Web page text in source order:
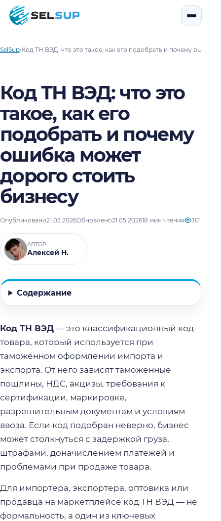
SelSup
SelSup›Код ТН ВЭД: что это такое, как его подобрать и почему ошибка
Код ТН ВЭД: что это
такое, как его
подобрать и почему
ошибка может
дорого стоить
бизнесу
Опубликовано21.05.2026Обновлено21.05.202618 мин чтения 301
АВТОР
Алексей Н.
Содержание
Код ТН ВЭД — это классификационный код
товара, который используется при
таможенном оформлении импорта и
экспорта. От него зависят таможенные
пошлины, НДС, акцизы, требования к
сертификации, маркировке,
разрешительным документам и условиям
ввоза. Если код подобран неверно, бизнес
может столкнуться с задержкой груза,
штрафами, доначислением платежей и
проблемами при продаже товара.
Для импортера, экспортера, оптовика или
продавца на маркетплейсе код ТН ВЭД — не
формальность, а один из ключевых